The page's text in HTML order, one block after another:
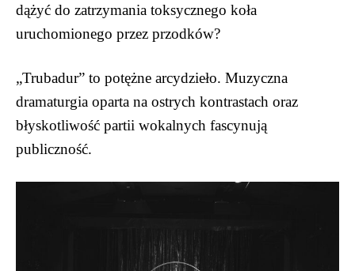
dążyć do zatrzymania toksycznego koła
uruchomionego przez przodków?
„Trubadur” to potężne arcydzieło. Muzyczna
dramaturgia oparta na ostrych kontrastach oraz
błyskotliwość partii wokalnych fascynują
publiczność.